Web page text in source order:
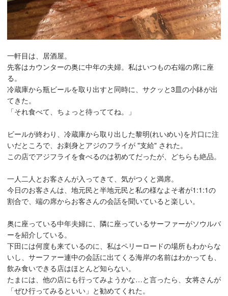
一軒目は、居酒屋。
先客はカウンターの奥に中年の夫婦。私はいつもの右端の席に座
る。
冷蔵庫から瓶ビールを取り出すと同時に、サクッと3皿の小鉢が出
てきた。
「それ食べて、ちょっと待っててね。」
ビールが終わり、冷蔵庫から取り出した黎明(れいめい)を片口に注
いだところで、お刺身とアジのフライが "支給" された。
この店でアジフライを食べるのは初めてだったが、どちらも絶品。
一人二人とお客さんが入ってきて、気がつくと満席。
今日のお客さんは、地元民と半地元民と私の様なよそ者が1:1:1の
割合で、端の席からお客さんの会話を聞いていると楽しい。
奥に座っている中年夫婦に、隣に座っているサーファーがソウルバ
ーを紹介している。
下田には何度も来ているのに、私はペリーロードの場所もわからな
いし、サーファー連中の会話に出てくる海岸の名前はわかっても、
飲み食いできる店はほとんど知らない。
たまには、他の店にも行ってみようかな…と言ったら、女将さんが
「ぜひ行ってみるといい」と勧めてくれた。